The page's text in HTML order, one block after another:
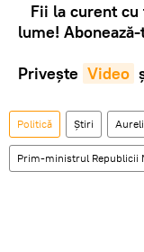
Fii la curent cu
lume!
Privește Video
Politică Știri
Prim-ministrul Republicii